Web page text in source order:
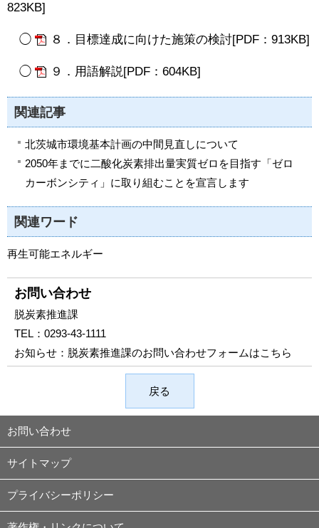
823KB]
◯ ８．目標達成に向けた施策の検討[PDF：913KB]
◯ ９．用語解説[PDF：604KB]
関連記事
北茨城市環境基本計画の中間見直しについて
2050年までに二酸化炭素排出量実質ゼロを目指す「ゼロ
カーボンシティ」に取り組むことを宣言します
関連ワード
再生可能エネルギー
お問い合わせ
脱炭素推進課
TEL： 0293-43-1111
お知らせ： 脱炭素推進課のお問い合わせフォームはこちら
戻る
お問い合わせ
サイトマップ
プライバシーポリシー